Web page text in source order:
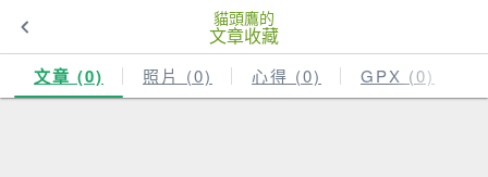
貓頭鷹的
文章收藏
文章 (0) 照片 (0) 心得 (0) GPX (0)